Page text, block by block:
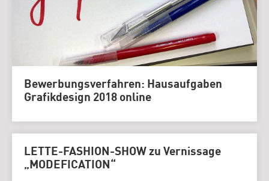
Bewerbungsverfahren: Hausaufgaben
Grafikdesign 2018 online
LETTE-FASHION-SHOW zu Vernissage
„MODEFICATION“